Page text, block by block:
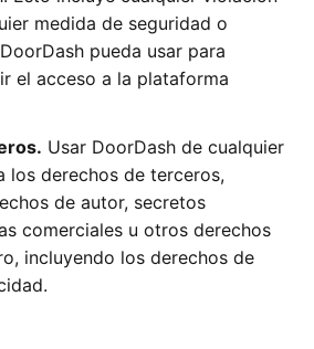
medida de seguridad o
pueda usar para
el acceso a la plataforma
Usar DoorDash de cualquier
los derechos de terceros,
de autor, secretos
comerciales u otros derechos
incluyendo los derechos de